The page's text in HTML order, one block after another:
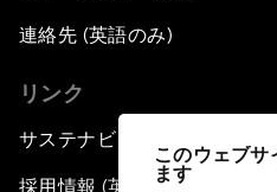
このウェブ
ます
連絡先 (英語のみ)
リンク
サステナビリティへの取り組
採用情報 (英語のみ)